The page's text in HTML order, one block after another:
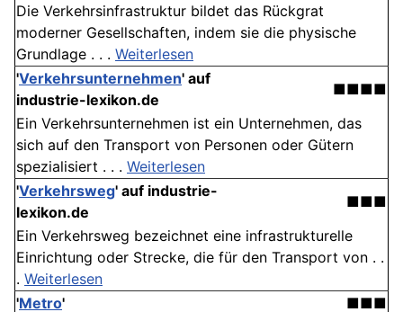
Die Verkehrsinfrastruktur bildet das Rückgrat
moderner Gesellschaften, indem sie die physische
Grundlage . . . Weiterlesen
'Verkehrsunternehmen' auf
industrie-lexikon.de
■■■■
Ein Verkehrsunternehmen ist ein Unternehmen, das
sich auf den Transport von Personen oder Gütern
spezialisiert . . . Weiterlesen
'Verkehrsweg' auf industrie-
lexikon.de
■■■
Ein Verkehrsweg bezeichnet eine infrastrukturelle
Einrichtung oder Strecke, die für den Transport von . .
. Weiterlesen
'Metro' ■■■